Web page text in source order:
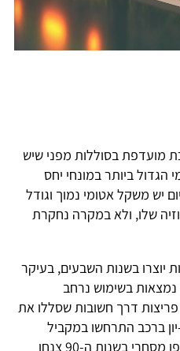
מועדפת בסוללות מפני שיש
הגדול ביותר במונחי יחס
יש משקל אטומי נמוך וגודל
שלו, ולא במקרה נחקרת
יוצרו בשנות השבעים, בעיקר
נמצאות בשימוש נרחב
פריצות דרך חשובות שסללו את
ברכב התרחשו במקביל
בשנות ה-80, ומאז שהושקו באופן מסחרי בשנות ה-90 צנחו